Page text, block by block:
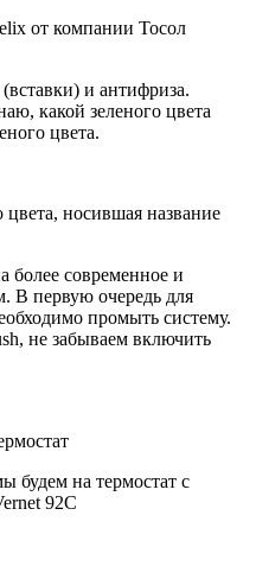
от компании Тосол
и антифриза.
какой зеленого цвета
цвета.
цвета, носившая название
более современное и
В первую очередь для
промыть систему.
не забываем включить
будем на термостат с
92С